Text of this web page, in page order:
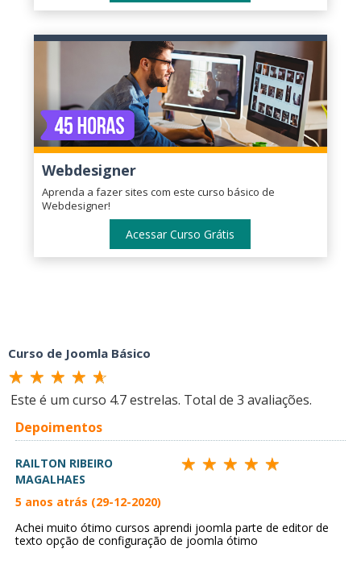
Webdesigner
Aprenda a fazer sites com este curso básico de
Webdesigner!
Acessar Curso Grátis
Curso de Joomla Básico
Este é um curso 4.7estrelas. Total de 3 avaliações.
Depoimentos
RAILTON RIBEIRO
MAGALHAES
5 anos atrás (29-12-2020)
Achei muito ótimo cursos aprendi joomla parte de editor de
texto opção de configuração de joomla ótimo